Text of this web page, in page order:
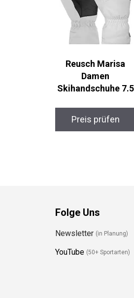
Reusch Marisa
Damen
Skihandschuhe 7.5
Preis prüfen
Folge Uns
Newsletter(in Planung)
YouTube (50+ Sportarten)